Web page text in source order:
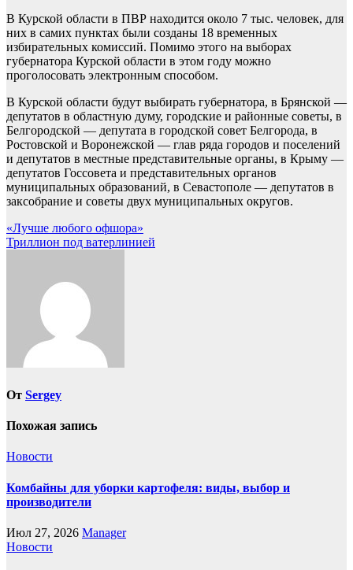
В Курской области в ПВР находится около 7 тыс. человек, для
них в самих пунктах были созданы 18 временных
избирательных комиссий. Помимо этого на выборах
губернатора Курской области в этом году можно
проголосовать электронным способом.
В Курской области будут выбирать губернатора, в Брянской —
депутатов в областную думу, городские и районные советы, в
Белгородской — депутата в городской совет Белгорода, в
Ростовской и Воронежской — глав ряда городов и поселений
и депутатов в местные представительные органы, в Крыму —
депутатов Госсовета и представительных органов
муниципальных образований, в Севастополе — депутатов в
заксобрание и советы двух муниципальных округов.
Навигация
по
«Лучше любого офшора»
Триллион под ватерлинией
От Sergey
Похожая запись
Новости
Комбайны для уборки картофеля: виды, выбор и
производители
Июл 27, 2026 Manager
Новости